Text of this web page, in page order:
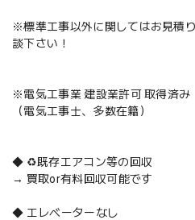
※標準工事以外に関してはお見積
談下さい！
※電気工事業 建設業許可 取得済み
（電気工事士、多数在籍）
◆ ♻️既存エアコン等の回収
→ 買取or有料回収可能です
◆ エレベーターなし